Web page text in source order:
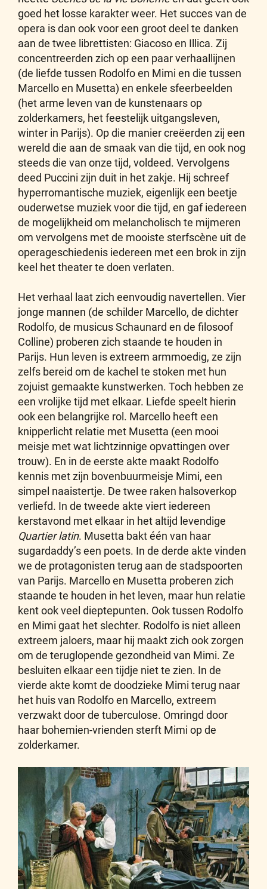
goed het losse karakter weer. Het succes van de
opera is dan ook voor een groot deel te danken
aan de twee librettisten: Giacoso en Illica. Zij
concentreerden zich op een paar verhaallijnen
(de liefde tussen Rodolfo en Mimi en die tussen
Marcello en Musetta) en enkele sfeerbeelden
(het arme leven van de kunstenaars op
zolderkamers, het feestelijk uitgangsleven,
winter in Parijs). Op die manier creëerden zij een
wereld die aan de smaak van die tijd, en ook nog
steeds die van onze tijd, voldeed. Vervolgens
deed Puccini zijn duit in het zakje. Hij schreef
hyperromantische muziek, eigenlijk een beetje
ouderwetse muziek voor die tijd, en gaf iedereen
de mogelijkheid om melancholisch te mijmeren
om vervolgens met de mooiste sterfscène uit de
operageschiedenis iedereen met een brok in zijn
keel het theater te doen verlaten.
Het verhaal laat zich eenvoudig navertellen. Vier
jonge mannen (de schilder Marcello, de dichter
Rodolfo, de musicus Schaunard en de filosoof
Colline) proberen zich staande te houden in
Parijs. Hun leven is extreem armmoedig, ze zijn
zelfs bereid om de kachel te stoken met hun
zojuist gemaakte kunstwerken. Toch hebben ze
een vrolijke tijd met elkaar. Liefde speelt hierin
ook een belangrijke rol. Marcello heeft een
knipperlicht relatie met Musetta (een mooi
meisje met wat lichtzinnige opvattingen over
trouw). En in de eerste akte maakt Rodolfo
kennis met zijn bovenbuurmeisje Mimi, een
simpel naaistertje. De twee raken halsoverkop
verliefd. In de tweede akte viert iedereen
kerstavond met elkaar in het altijd levendige
Quartier latin. Musetta bakt één van haar
sugardaddy’s een poets. In de derde akte vinden
we de protagonisten terug aan de stadspoorten
van Parijs. Marcello en Musetta proberen zich
staande te houden in het leven, maar hun relatie
kent ook veel dieptepunten. Ook tussen Rodolfo
en Mimi gaat het slechter. Rodolfo is niet alleen
extreem jaloers, maar hij maakt zich ook zorgen
om de teruglopende gezondheid van Mimi. Ze
besluiten elkaar een tijdje niet te zien. In de
vierde akte komt de doodzieke Mimi terug naar
het huis van Rodolfo en Marcello, extreem
verzwakt door de tuberculose. Omringd door
haar bohemien-vrienden sterft Mimi op de
zolderkamer.